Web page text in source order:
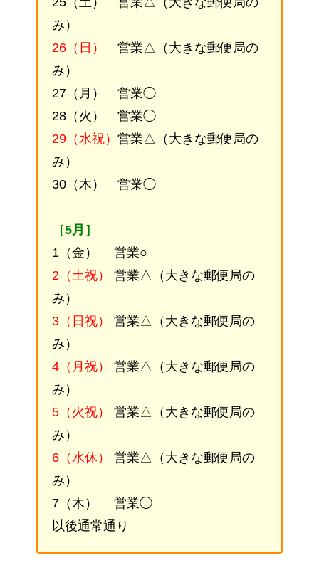
み）
26（日）
営業△（大きな郵便局の
み）
27（月） 営業◯
28（火） 営業◯
29（水祝） 営業△（大きな郵便局の
み）
30（木） 営業◯
［5月］
1（金） 営業○
2（土祝） 営業△（大きな郵便局の
み）
3（日祝） 営業△（大きな郵便局の
み）
4（月祝） 営業△（大きな郵便局の
み）
5（火祝） 営業△（大きな郵便局の
み）
6（水休） 営業△（大きな郵便局の
み）
7（木） 営業◯
以後通常通り